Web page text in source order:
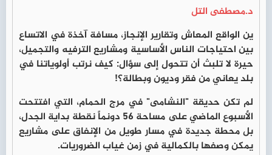
د.مصطفى التل
ين الواقع المعاش وتقارير الإنجاز، مسافة آخذة في الاتساع
بين احتياجات الناس الأساسية ومشاريع الترفيه والتجميل،
حيرة لا تلبث أن تتحول إلى سؤال: كيف نرتب أولوياتنا في
بلد يعاني من فقر وديون وبطالة؟!
لم تكن حديقة "النشامى" في مرج الحمام، التي افتتحت
الأسبوع الماضي على مساحة 56 دونماً نقطة بداية الجدل،
بل محطة جديدة في مسار طويل من الإنفاق على مشاريع
يمكن وصفها بالكمالية في زمن غياب الضروريات.